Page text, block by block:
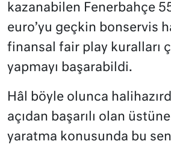
kazanabilen Fenerbahçe
euro’yu geçkin bonservis
finansal fair play kuralları
yapmayı başarabildi.
Hâl böyle olunca
açıdan başarılı olan
yaratma konusunda bu